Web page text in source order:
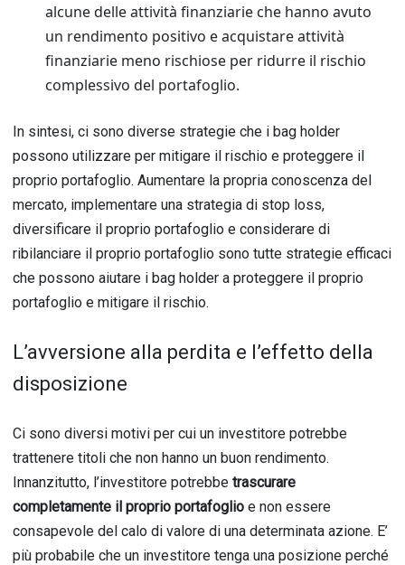
alcune delle attività finanziarie che hanno avuto
un rendimento positivo e acquistare attività
finanziarie meno rischiose per ridurre il rischio
complessivo del portafoglio.
In sintesi, ci sono diverse strategie che i bag holder
possono utilizzare per mitigare il rischio e proteggere il
proprio portafoglio. Aumentare la propria conoscenza del
mercato, implementare una strategia di stop loss,
diversificare il proprio portafoglio e considerare di
ribilanciare il proprio portafoglio sono tutte strategie efficaci
che possono aiutare i bag holder a proteggere il proprio
portafoglio e mitigare il rischio.
L’avversione alla perdita e l’effetto della
disposizione
Ci sono diversi motivi per cui un investitore potrebbe
trattenere titoli che non hanno un buon rendimento.
Innanzitutto, l’investitore potrebbe trascurare
completamente il proprio portafoglio e non essere
consapevole del calo di valore di una determinata azione. E’
più probabile che un investitore tenga una posizione perché